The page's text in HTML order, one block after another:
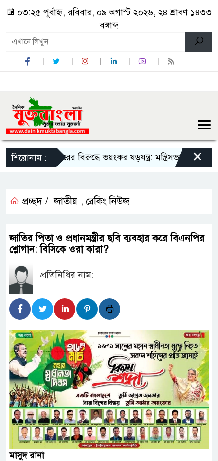
০৩:২৫ পূর্বাহ্ন, রবিবার, ০৯ অগাস্ট ২০২৬, ২৪ শ্রাবণ ১৪৩৩
বঙ্গাব্দ
শিরোনাম :
সরকারের বিরুদ্ধে ভয়ংকর ষড়যন্ত্র: মন্ত্রিসভা থেকে বাদ পড়তে
×
প্রচ্ছদ / জাতীয় , ব্রেকিং নিউজ
জাতির পিতা ও প্রধানমন্ত্রীর ছবি ব্যবহার করে বিএনপির
শ্লোগান: বিসিকে ওরা কারা?
প্রতিনিধির নাম:
মাসুদ রানা